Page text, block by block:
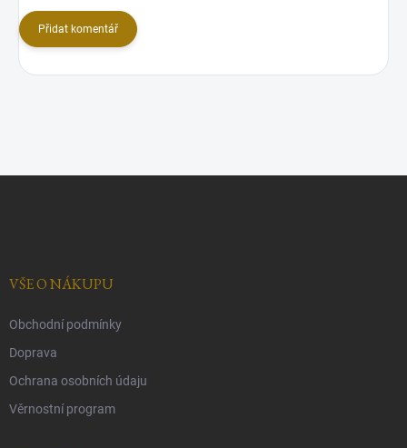
Přidat komentář
VŠE O NÁKUPU
Obchodní podmínky
Doprava
Ochrana osobních údaju
Věrnostní program